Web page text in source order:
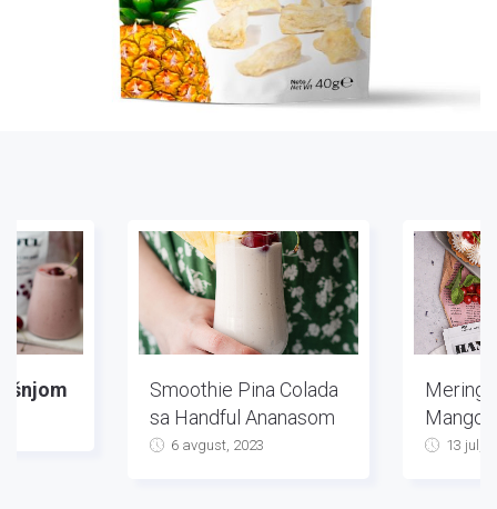
Smoothie Pina Colada
sa Handful Ananasom
6 avgust, 2023
Mering
13 jul,